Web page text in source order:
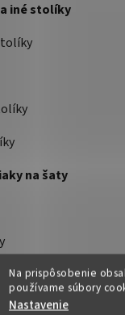
Na prispôsobenie
používame súbory
Nastavenie
iné stolíky
na šaty